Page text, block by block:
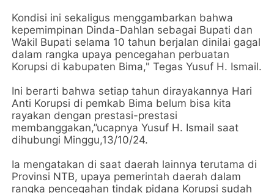
Kondisi ini sekaligus menggambarkan bahwa
kepemimpinan Dinda-Dahlan sebagai Bupati dan
Wakil Bupati selama 10 tahun berjalan dinilai gagal
dalam rangka upaya pencegahan perbuatan
Korupsi di kabupaten Bima," Tegas Yusuf H. Ismail.
Ini berarti bahwa setiap tahun dirayakannya Hari
Anti Korupsi di pemkab Bima belum bisa kita
rayakan dengan prestasi-prestasi
membanggakan,”ucapnya Yusuf H. Ismail saat
dihubungi Minggu,13/10/24.
Ia mengatakan di saat daerah lainnya terutama di
Provinsi NTB, upaya pemerintah daerah dalam
rangka pencegahan tindak pidana Korupsi sudah